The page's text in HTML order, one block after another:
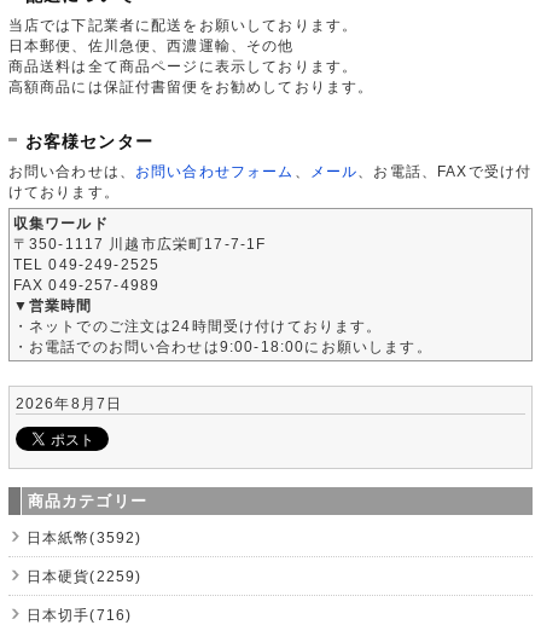
当店では下記業者に配送をお願いしております。
日本郵便、佐川急便、西濃運輸、その他
商品送料は全て商品ページに表示しております。
高額商品には保証付書留便をお勧めしております。
お客様センター
お問い合わせは、 お問い合わせフォーム メール 、お電話、FAXで受け付
けております。
収集ワールド
〒350-1117 川越市広栄町17-7-1F
TEL 049-249-2525
FAX 049-257-4989
▼営業時間
・ネットでのご注文は24時間受け付けております。
・お電話でのお問い合わせは9:00-18:00にお願いします。
2026年8月7日
商品カテゴリー
日本紙幣(3592)
日本硬貨(2259)
日本切手(716)